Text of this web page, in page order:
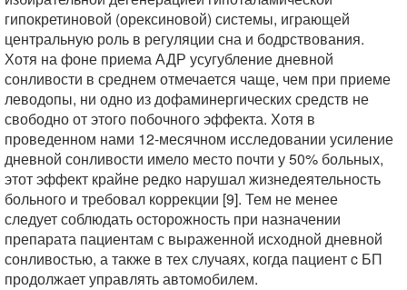
гипокретиновой (орексиновой) системы, играющей
центральную роль в регуляции сна и бодрствования.
Хотя на фоне приема АДР усугубление дневной
сонливости в среднем отмечается чаще, чем при приеме
леводопы, ни одно из дофаминергических средств не
свободно от этого побочного эффекта. Хотя в
проведенном нами 12-месячном исследовании усиление
дневной сонливости имело место почти у 50% больных,
этот эффект крайне редко нарушал жизнедеятельность
больного и требовал коррекции [9]. Тем не менее
следует соблюдать осторожность при назначении
препарата пациентам с выраженной исходной дневной
сонливостью, а также в тех случаях, когда пациент c БП
продолжает управлять автомобилем.